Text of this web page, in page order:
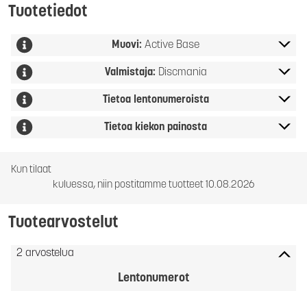
Tuotetiedot
Muovi: Active Base
Valmistaja: Discmania
Tietoa lentonumeroista
Tietoa kiekon painosta
Kun tilaat
kuluessa, niin postitamme tuotteet 10.08.2026
Tuotearvostelut
2 arvostelua
Lentonumerot